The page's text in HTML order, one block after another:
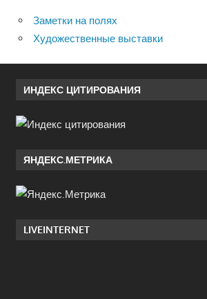
Заметки на полях
Художественные выставки
ИНДЕКС ЦИТИРОВАНИЯ
ЯНДЕКС.МЕТРИКА
LIVEINTERNET